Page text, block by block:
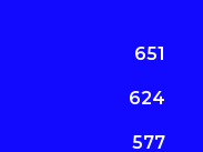
651
624
577